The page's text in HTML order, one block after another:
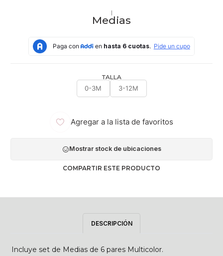
|
Medias
TALLA
0-3M
3-12M
Agregar a la lista de favoritos
Mostrar stock de ubicaciones
COMPARTIR ESTE PRODUCTO
DESCRIPCIÓN
Incluye set de Medias de 6 pares Multicolor.